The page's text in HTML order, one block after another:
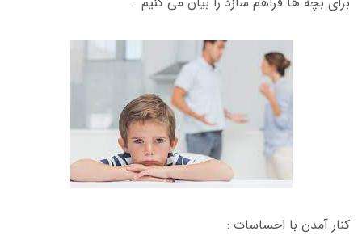
کنار آمدن با احساسات :